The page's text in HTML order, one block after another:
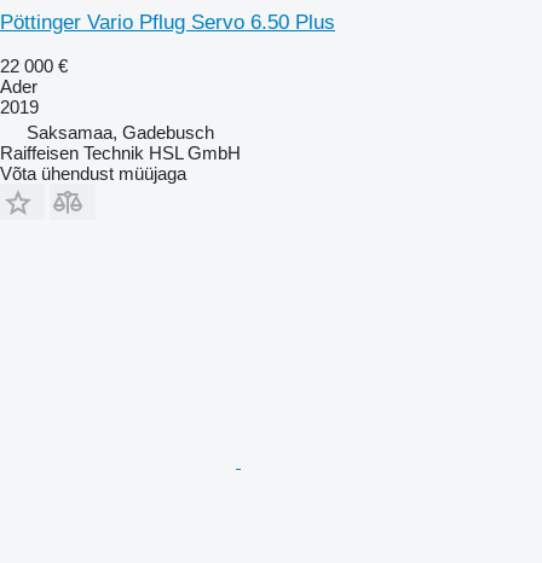
Pöttinger Vario Pflug Servo 6.50 Plus
22 000 €
Ader
2019
Saksamaa, Gadebusch
Raiffeisen Technik HSL GmbH
Võta ühendust müüjaga